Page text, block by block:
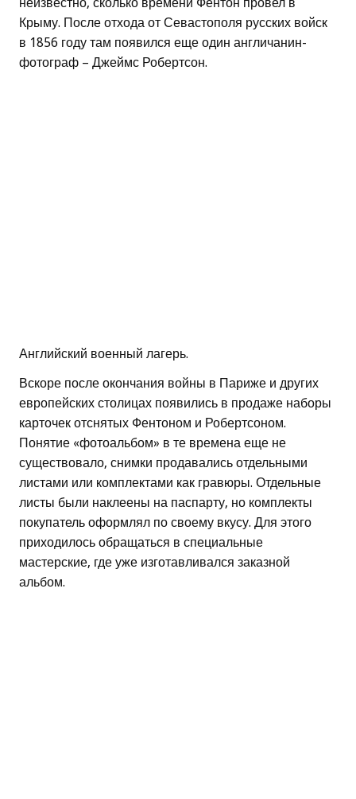
Крыму. После отхода от Севастополя русских войск
в 1856 году там появился еще один англичанин-
фотограф – Джеймс Робертсон.
Английский военный лагерь.
Вскоре после окончания войны в Париже и других
европейских столицах появились в продаже наборы
карточек отснятых Фентоном и Робертсоном.
Понятие «фотоальбом» в те времена еще не
существовало, снимки продавались отдельными
листами или комплектами как гравюры. Отдельные
листы были наклеены на паспарту, но комплекты
покупатель оформлял по своему вкусу. Для этого
приходилось обращаться в специальные
мастерские, где уже изготавливался заказной
альбом.